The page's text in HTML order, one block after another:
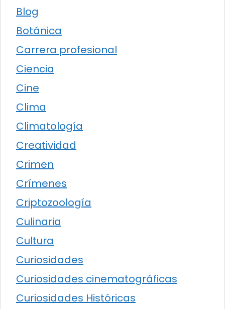
Blog
Botánica
Carrera profesional
Ciencia
Cine
Clima
Climatología
Creatividad
Crimen
Crímenes
Criptozoología
Culinaria
Cultura
Curiosidades
Curiosidades cinematográficas
Curiosidades Históricas